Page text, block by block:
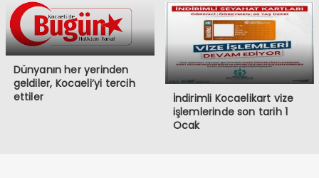
Dünyanın her yerinden
geldiler, Kocaeli’yi tercih
ettiler
İndirimli Kocaelikart vize
işlemlerinde son tarih 1
Ocak